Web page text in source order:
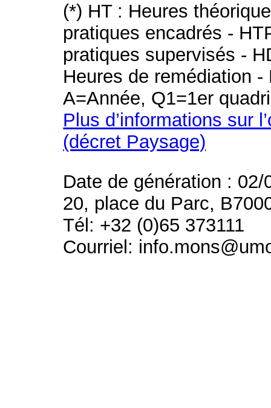
(*) HT : Heures
pratiques encadrés -
pratiques supervisés -
Heures de remédiation
A=Année, Q1=1er
Plus d’informations sur
(décret Paysage)
Date de génération : 02/
20, place du Parc,
Tél: +32 (0)65 373111
Courriel: